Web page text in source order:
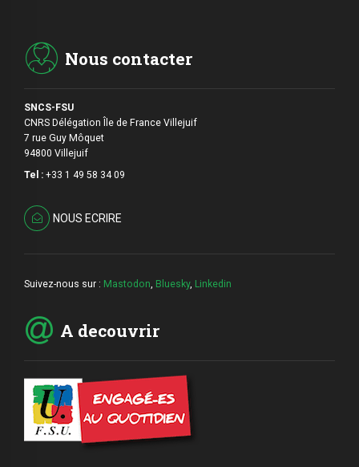
Nous contacter
SNCS-FSU
CNRS Délégation Île de France Villejuif
7 rue Guy Môquet
94800 Villejuif
Tel : +33 1 49 58 34 09
NOUS ECRIRE
Suivez-nous sur : Mastodon, Bluesky, Linkedin
A decouvrir